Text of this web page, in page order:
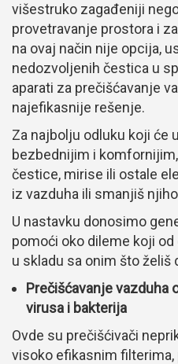
višestruko zagađeniji
provetravanje prostora i
na ovaj način nije opcija,
nedozvoljenih čestica u
aparati za prečišćavanje
najefikasnije rešenje.
Za najbolju odluku koji će
bezbednijim i
čestice, mirise ili ostale
iz vazduha ili smanjiš
U nastavku donosimo
pomoći oko dileme koji
u skladu sa onim što želiš
Prečišćavanje vazduha
virusa i bakterija
Ovde su prečišćivači
visoko efikasnim filterima,